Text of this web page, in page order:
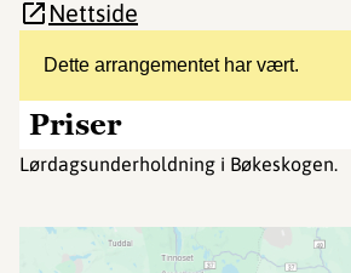
Dette arrangementet har vært.
Priser
Lørdagsunderholdning i Bøkeskogen.
Nettside